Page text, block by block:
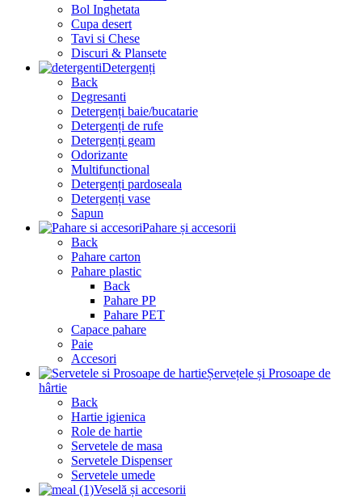
Bol Inghetata
Cupa desert
Tavi si Chese
Discuri & Plansete
Detergenți
Back
Degresanti
Detergenți baie/bucatarie
Detergenți de rufe
Detergenți geam
Odorizante
Multifunctional
Detergenți pardoseala
Detergenți vase
Sapun
Pahare și accesorii
Back
Pahare carton
Pahare plastic
Back
Pahare PP
Pahare PET
Capace pahare
Paie
Accesori
Șervețele și Prosoape de
hârtie
Back
Hartie igienica
Role de hartie
Servetele de masa
Servetele Dispenser
Servetele umede
Veselă și accesorii